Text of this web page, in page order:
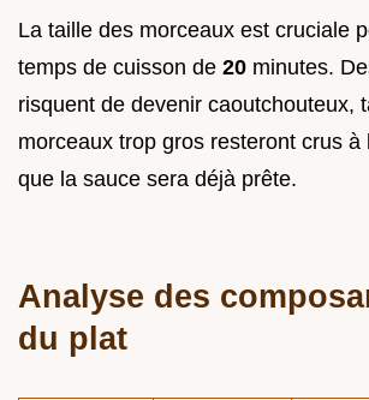
La taille des morceaux est cruciale
temps de cuisson de 20 minutes.
risquent de devenir caoutchouteux,
morceaux trop gros resteront crus à
que la sauce sera déjà prête.
Analyse des
du plat